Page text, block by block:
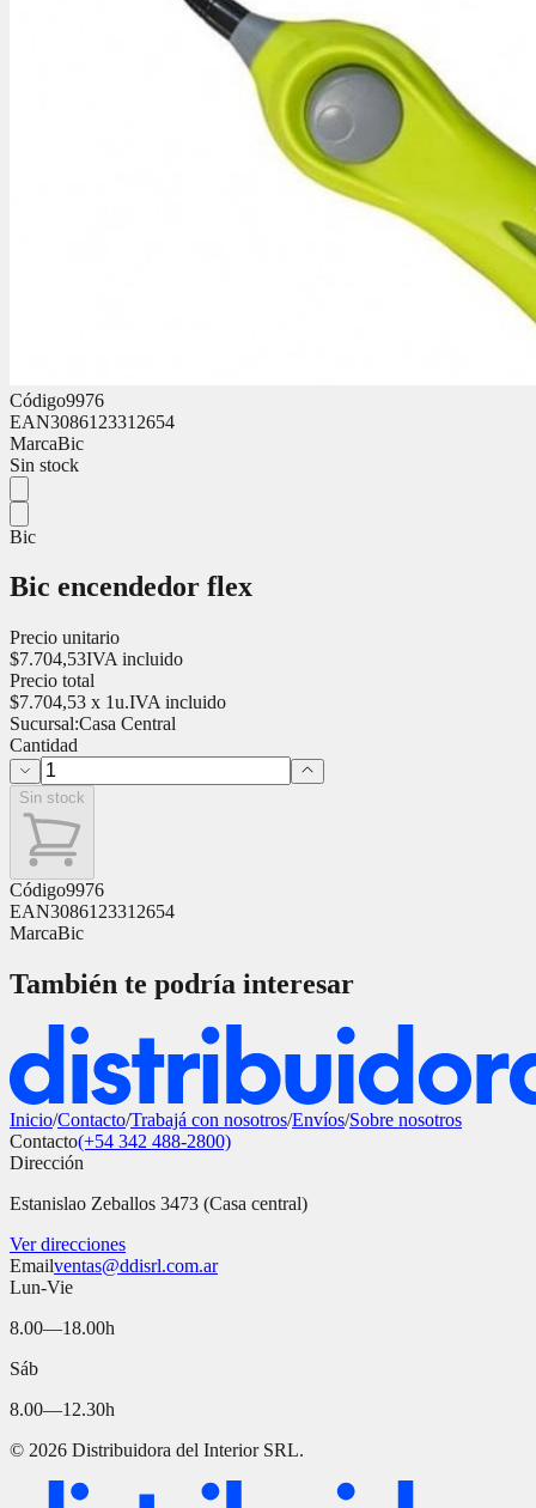
Código9976
EAN3086123312654
MarcaBic
Sin stock
Bic
Bic encendedor flex
Precio unitario
$7.704,53IVA incluido
Precio total
$7.704,53 x 1u.IVA incluido
Sucursal:Casa Central
Cantidad
Sin stock
Código9976
EAN3086123312654
MarcaBic
También te podría interesar
Inicio/Contacto/Trabajá con nosotros/Envíos/Sobre nosotros
Contacto(+54 342 488-2800)
Dirección
Estanislao Zeballos 3473 (Casa central)
Ver direcciones
Emailventas@ddisrl.com.ar
Lun-Vie
8.00—18.00h
Sáb
8.00—12.30h
© 2026 Distribuidora del Interior SRL.